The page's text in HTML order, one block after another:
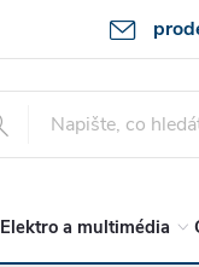
Ochrana osob. údajů -
Elektro a multimédia